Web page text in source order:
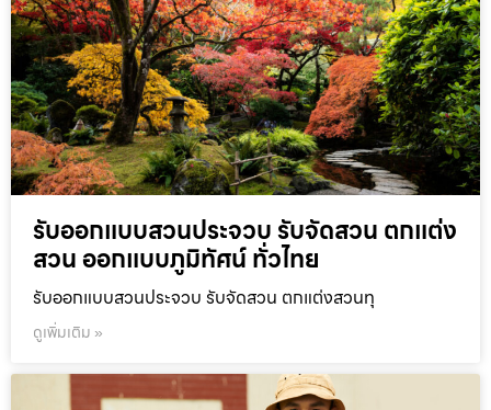
รับออกแบบสวนประจวบ รับจัดสวน ตกแต่ง
สวน ออกแบบภูมิทัศน์ ทั่วไทย
รับออกแบบสวนประจวบ รับจัดสวน ตกแต่งสวนทุ
ดูเพิ่มเติม »